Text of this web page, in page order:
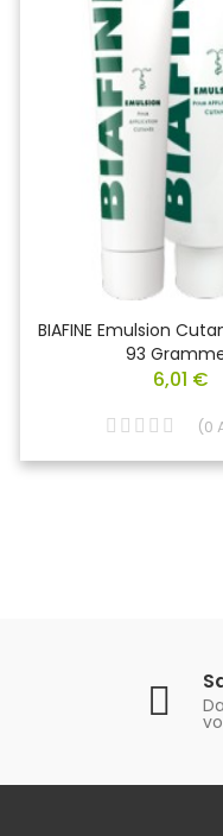
BIAFINE Emulsion
93
6,01 €
(0